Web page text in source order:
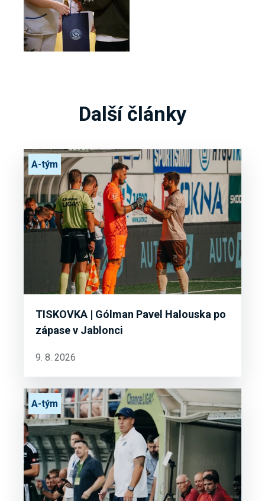
Další články
TISKOVKA | Gólman Pavel Halouska po
zápase v Jablonci
A-tým
9. 8. 2026
A-tým